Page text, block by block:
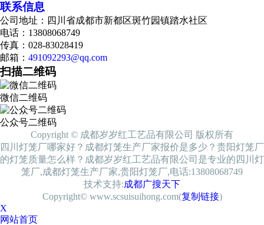
联系信息
公司地址：四川省成都市新都区斑竹园镇踏水社区
电话：13808068749
传真：028-83028419
邮箱： 491092293@qq.com
扫描二维码
微信二维码
公众号二维码
Copyright © 成都岁岁红工艺品有限公司 版权所有
四川灯笼厂哪家好？成都灯笼生产厂家报价是多少？贵阳灯笼厂
的灯笼质量怎么样？成都岁岁红工艺品有限公司是专业的四川灯
笼厂,成都灯笼生产厂家,贵阳灯笼厂,电话:13808068749
技术支持:成都广搜天下
Copyright© www.scsuisuihong.com(复制链接)
X
网站首页